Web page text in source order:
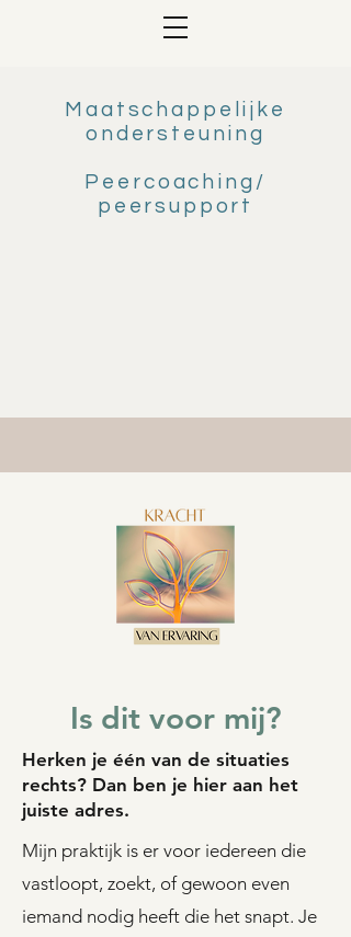
Maatschappelijke
ondersteuning
Peercoaching/
peersupport
Is dit voor mij?
Herken je één van de situaties
rechts? Dan ben je hier aan het
juiste adres.
Mijn praktijk is er voor iedereen die
vastloopt, zoekt, of gewoon even
iemand nodig heeft die het snapt. Je